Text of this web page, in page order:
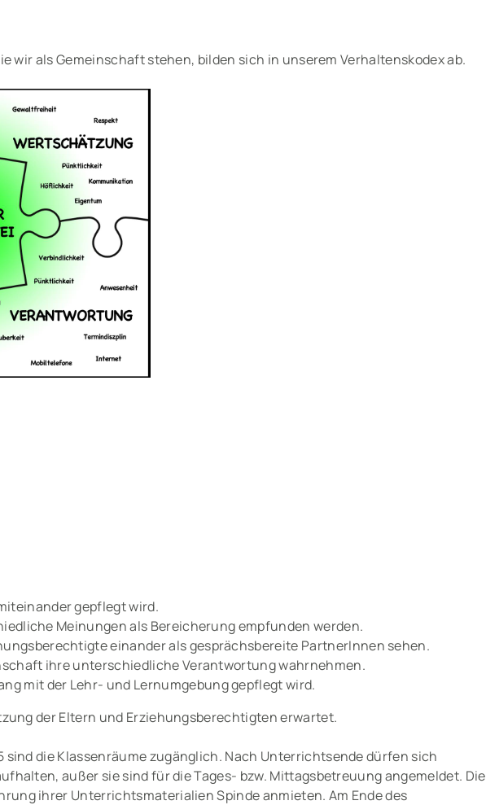
wir als Gemeinschaft stehen, bilden sich in unserem Verhaltenskodex ab.
gepflegt wird.
Meinungen als Bereicherung empfunden werden.
einander als gesprächsbereite PartnerInnen sehen.
ihre unterschiedliche Verantwortung wahrnehmen.
mit der Lehr- und Lernumgebung gepflegt wird.
der Eltern und Erziehungsberechtigten erwartet.
sind die Klassenräume zugänglich. Nach Unterrichtsende dürfen sich
außer sie sind für die Tages- bzw. Mittagsbetreuung angemeldet. Die
ihrer Unterrichtsmaterialien Spinde anmieten. Am Ende des